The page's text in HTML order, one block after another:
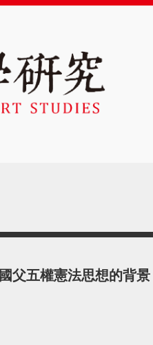
國父五權憲法思想的背景